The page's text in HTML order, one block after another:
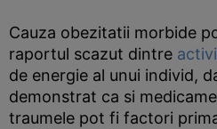
Cauza obezitatii morbide
raportul scazut dintre
de energie al unui individ,
demonstrat ca si
traumele pot fi factori